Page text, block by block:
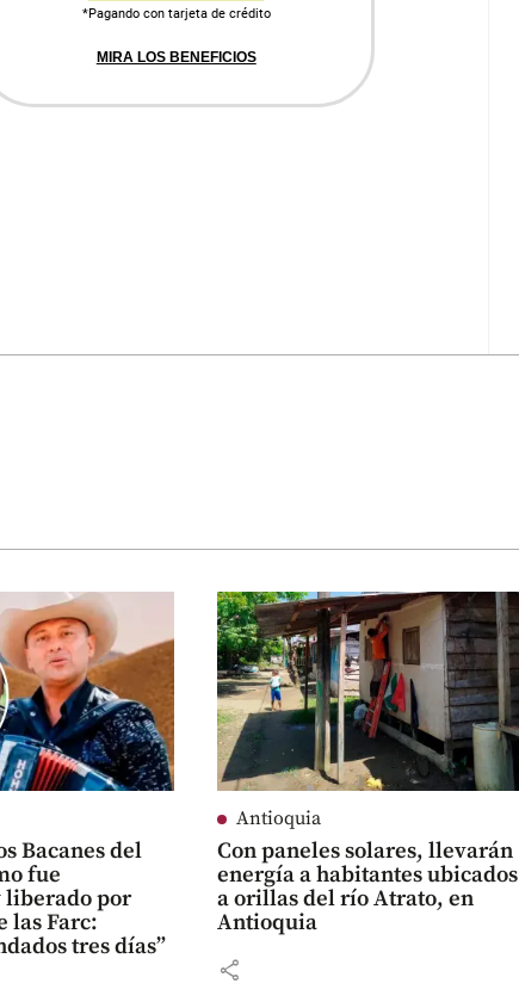
*Pagando con tarjeta de crédito
MIRA LOS BENEFICIOS
Bacanes del
fue
liberado por
las Farc:
tres días”
Antioquia
Con paneles solares, llevarán
energía a habitantes ubicados
a orillas del río Atrato, en
Antioquia
share